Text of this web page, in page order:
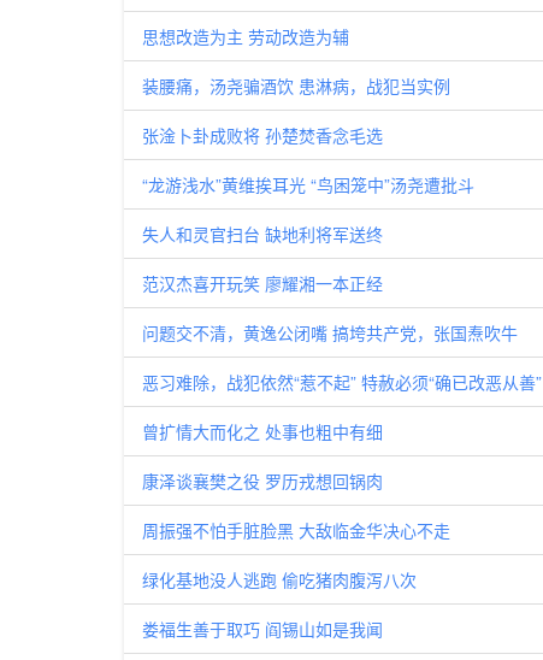
思想改造为主 劳动改造为辅
装腰痛，汤尧骗酒饮 患淋病，战犯当实例
张淦卜卦成败将 孙楚焚香念毛选
“龙游浅水”黄维挨耳光 “鸟困笼中”汤尧遭批斗
失人和灵官扫台 缺地利将军送终
范汉杰喜开玩笑 廖耀湘一本正经
问题交不清，黄逸公闭嘴 搞垮共产党，张国焘吹牛
恶习难除，战犯依然“惹不起” 特赦必须“确已改恶从善”
曾扩情大而化之 处事也粗中有细
康泽谈襄樊之役 罗历戎想回锅肉
周振强不怕手脏脸黑 大敌临金华决心不走
绿化基地没人逃跑 偷吃猪肉腹泻八次
娄福生善于取巧 阎锡山如是我闻